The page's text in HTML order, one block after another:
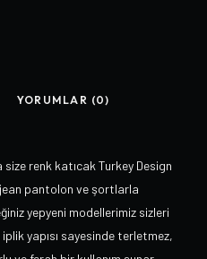
YORUMLAR (0)
size renk katıcak Turkey Design
pantolon ve şortlarla
yepyeni modellerimiz sizleri
yapısı sayesinde terletmez,